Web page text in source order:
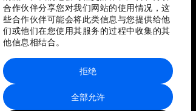
合作伙伴分享您对我们网站的使用情况，这
些合作伙伴可能会将此类信息与您提供给他
们或他们在您使用其服务的过程中收集的其
他信息相结合。
全部允许
拒绝